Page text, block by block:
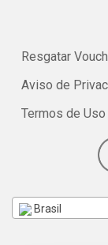
Resgatar
Aviso de
Termos de Uso
Brasil